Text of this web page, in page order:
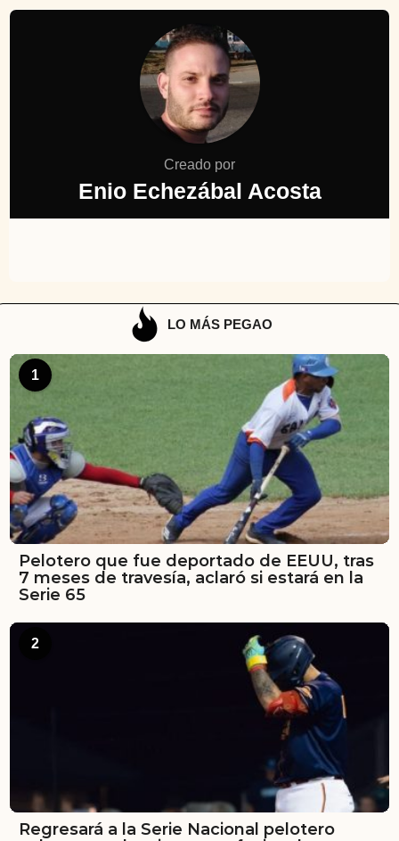
Creado por
Enio Echezábal Acosta
LO MÁS PEGAO
1
Pelotero que fue deportado de EEUU, tras
7 meses de travesía, aclaró si estará en la
Serie 65
2
Regresará a la Serie Nacional pelotero